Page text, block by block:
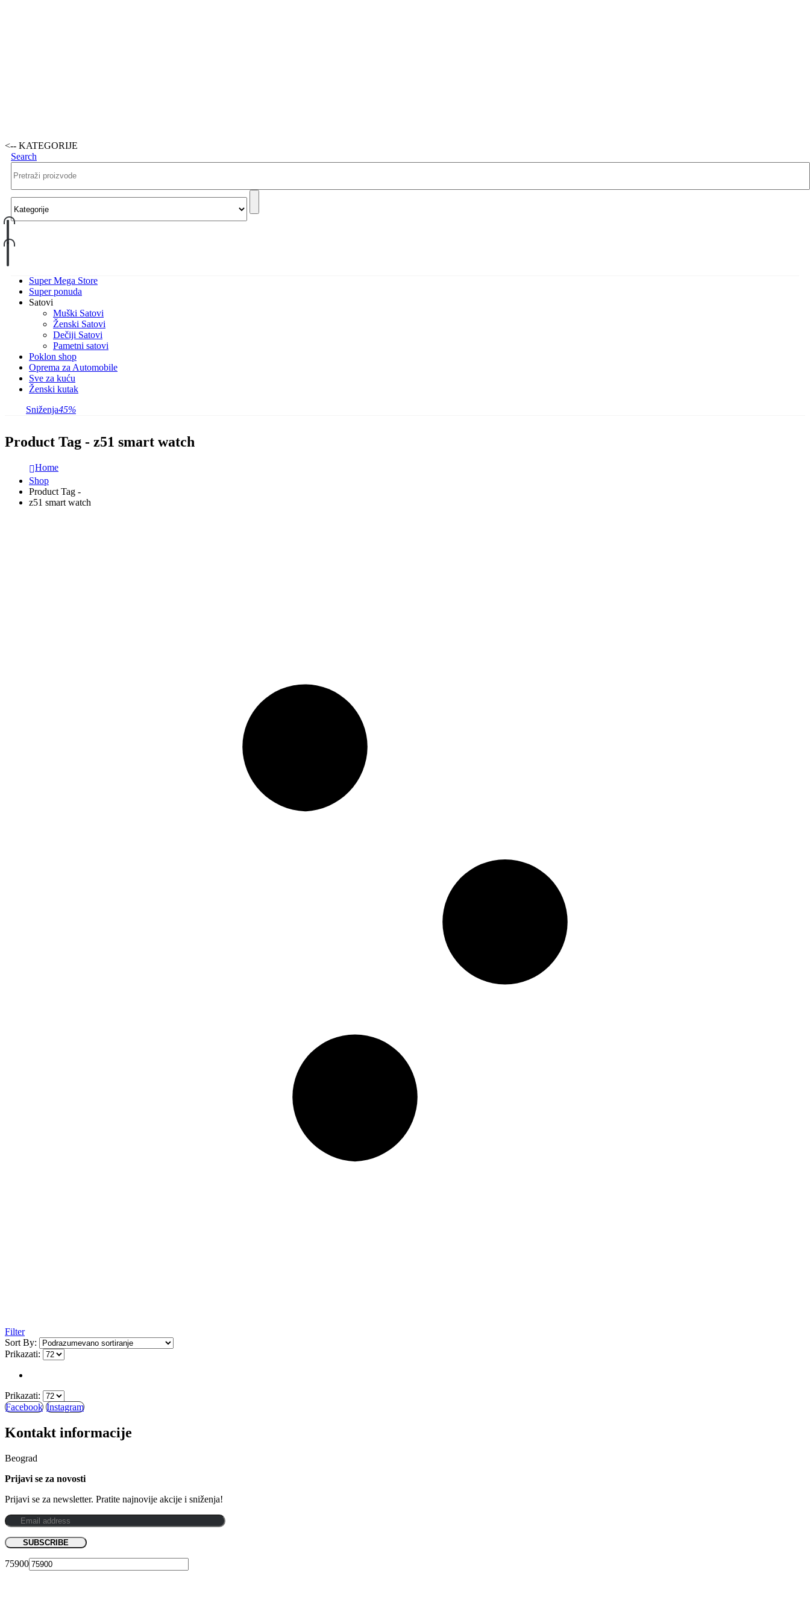
<-- KATEGORIJE
Search
Super Mega Store
Super ponuda
Satovi
Muški Satovi
Ženski Satovi
Dečiji Satovi
Pametni satovi
Poklon shop
Oprema za Automobile
Sve za kuću
Ženski kutak
Sniženja45%
Product Tag - z51 smart watch
Home
Shop
Product Tag -
z51 smart watch
Filter
Sort By:
Prikazati:
Prikazati:
Facebook Instagram
Kontakt informacije
Beograd
Prijavi se za novosti
Prijavi se za newsletter. Pratite najnovije akcije i sniženja!
75900